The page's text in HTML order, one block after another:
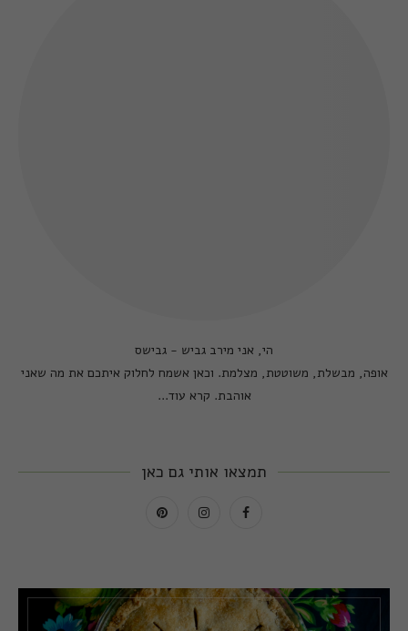
הי, אני מירב גביש - גבישס
אופה, מבשלת, משוטטת, מצלמת. וכאן אשמח לחלוק איתכם את מה שאני
אוהבת. קרא עוד...
תמצאו אותי גם כאן